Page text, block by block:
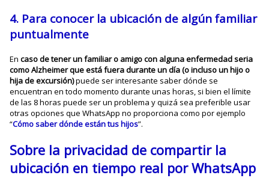
4. Para conocer la ubicación de algún familiar
puntualmente
Encaso de tener un familiar o amigo con alguna enfermedad seria
como Alzheimer que está fuera durante un día (o incluso un hijo o
hija de excursión)puede ser interesante saber dónde se
encuentran en todo momento durante unas horas, si bien el límite
de las 8 horas puede ser un problema y quizá sea preferible usar
otras opciones que WhatsApp no proporciona como por ejemplo
“Cómo saber dónde están tus hijos”.
Sobre la privacidad de compartir la
ubicación en tiempo real por WhatsApp